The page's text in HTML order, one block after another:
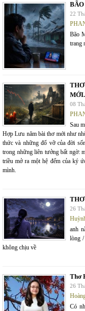
22
Bão
trang
MỚI.
08
Sau
Hợp Lưu năm bài thơ mới như
thức và những đổ vỡ của đời
trong những liên tưởng bất ngờ:
triều mở ra một hệ đếm của ký
mình.
26
anh
lòng
không chịu về
Thơ
26
Có